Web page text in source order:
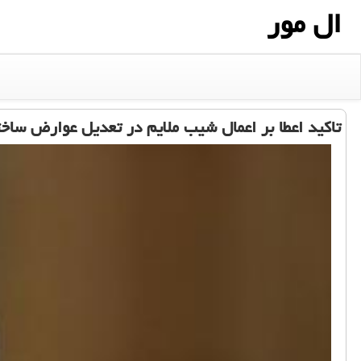
ال مور
تاكید اعطا بر اعمال شیب ملایم در تعدیل عوارض